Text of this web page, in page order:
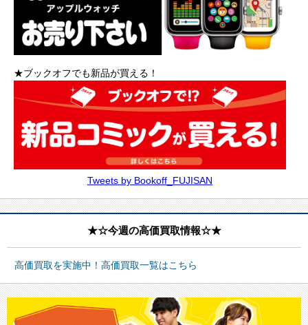
★ブックオフでも新品が買える！
Tweets by Bookoff_FUJISAN
★☆今週の高価買取情報☆★
高価買取を実施中！高価買取一覧はこちら